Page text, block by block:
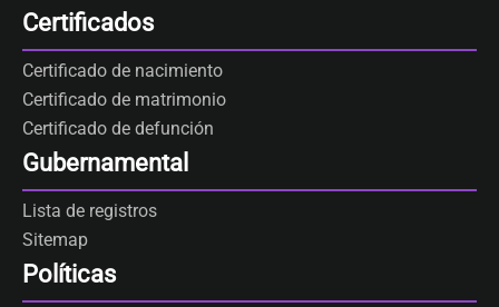
Certificados
Certificado de nacimiento
Certificado de matrimonio
Certificado de defunción
Gubernamental
Lista de registros
Sitemap
Políticas